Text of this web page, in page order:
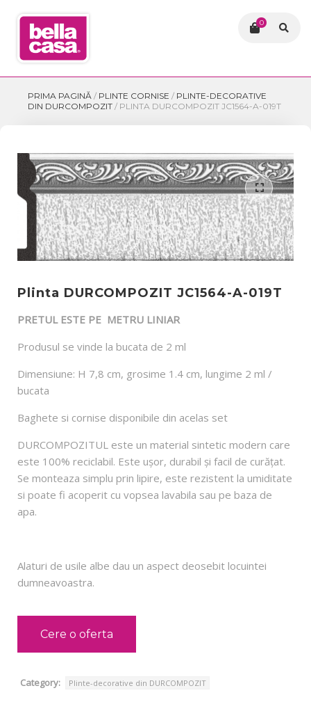
0
PRIMA PAGINĂ / PLINTE CORNISE / PLINTE-DECORATIVE
DIN DURCOMPOZIT / PLINTA DURCOMPOZIT JC1564-A-019T
Plinta DURCOMPOZIT JC1564-A-019T
PRETUL ESTE PE METRU LINIAR
Produsul se vinde la bucata de 2 ml
Dimensiune: H 7,8 cm, grosime 1.4 cm, lungime 2 ml /
bucata
Baghete si cornise disponibile din acelas set
DURCOMPOZITUL este un material sintetic modern care
este 100% reciclabil. Este ușor, durabil și facil de curățat.
Se monteaza simplu prin lipire, este rezistent la umiditate
si poate fi acoperit cu vopsea lavabila sau pe baza de
apa.
Alaturi de usile albe dau un aspect deosebit locuintei
dumneavoastra.
Cere o oferta
Category: Plinte-decorative din DURCOMPOZIT